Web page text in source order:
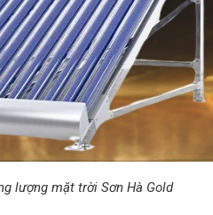
lượng mặt trời Sơn Hà Gold